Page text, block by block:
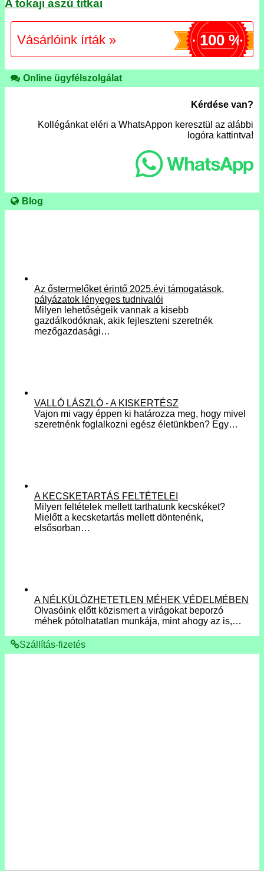
A tokaji aszú titkai
Vásárlóink írták » 100 %
Online ügyfélszolgálat
Kérdése van?
Kollégánkat eléri a WhatsAppon keresztül az alábbi
logóra kattintva!
Blog
Az őstermelőket érintő 2025.évi támogatások,
pályázatok lényeges tudnivalói
Milyen lehetőségeik vannak a kisebb
gazdálkodóknak, akik fejleszteni szeretnék
mezőgazdasági…
VALLÓ LÁSZLÓ - A KISKERTÉSZ
Vajon mi vagy éppen ki határozza meg, hogy mivel
szeretnénk foglalkozni egész életünkben? Egy…
A KECSKETARTÁS FELTÉTELEI
Milyen feltételek mellett tarthatunk kecskéket?
Mielőtt a kecsketartás mellett döntenénk,
elsősorban…
A NÉLKÜLÖZHETETLEN MÉHEK VÉDELMÉBEN
Olvasóink előtt közismert a virágokat beporzó
méhek pótolhatatlan munkája, mint ahogy az is,…
Szállítás-fizetés